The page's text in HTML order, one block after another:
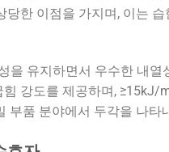
당한 이점을 가지며, 이는
유지하면서 우수한 내열
강도를 제공하며, ≥15kJ/
부품 분야에서 두각을 나타